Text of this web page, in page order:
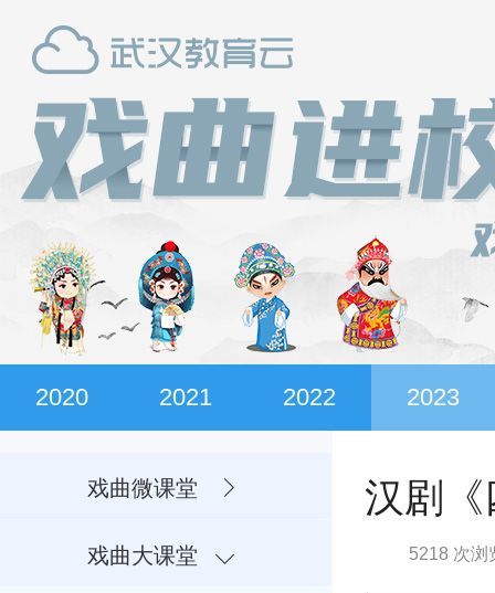
2020 2021 2022 2023
戏曲微课堂
戏曲大课堂
汉剧《
5218 次浏